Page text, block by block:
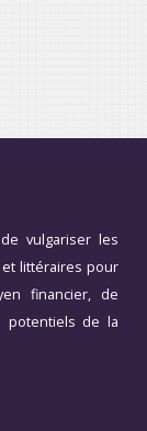
vulgariser les
littéraires pour
financier, de
potentiels de la